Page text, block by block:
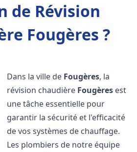
de Révision
Fougères ?
Dans la ville de Fougères, la
révision chaudière Fougères est
une tâche essentielle pour
garantir la sécurité et l'efficacité
de vos systèmes de chauffage.
Les plombiers de notre équipe